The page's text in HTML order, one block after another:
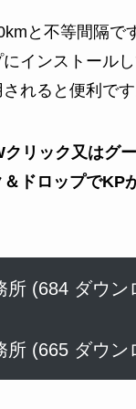
と不等間隔で
インストール
れると便利です
リック又はグ
ドロップでKP
所 (684 ダウン
所 (665 ダウン